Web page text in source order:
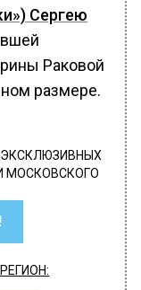
Сергею
Раковой
размере.
МОСКОВСКОГО